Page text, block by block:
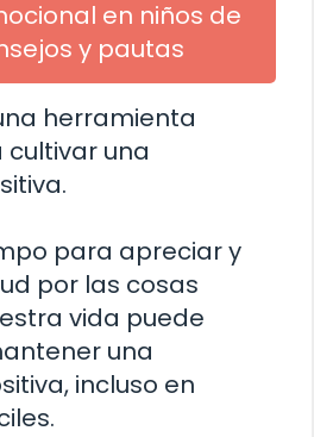
en niños de
y pautas
herramienta
una
para apreciar y
por las cosas
vida puede
una
incluso en